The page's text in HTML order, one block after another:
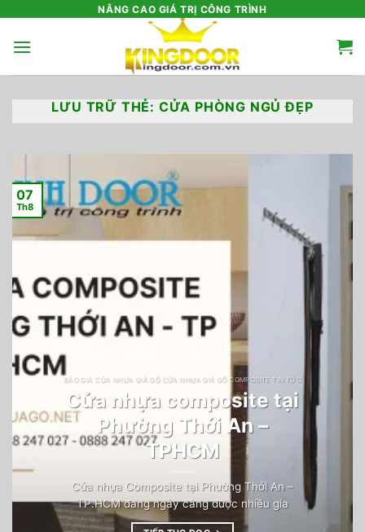
nội
NÂNG CAO GIÁ TRỊ CÔNG TRÌNH
LƯU TRỮ THẺ: CỬA PHÒNG NGỦ ĐẸP
BÁO GIÁ CỬA NHỰA GIẢ GỖ CỬA NHỰA GIẢ GỖ COMPOSITE TIN TỨC
Cửa nhựa composite tại
Phường Thới An –
TPHCM
Cửa nhựa Composite tại Phường Thới An –
TP.HCM đang ngày càng được nhiều gia
07
Th8